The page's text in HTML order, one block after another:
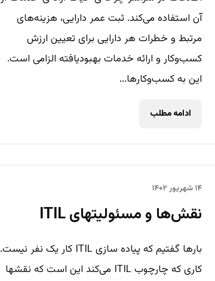
آن استفاده می‌کند. ثبت عمر دارایی، هزینه‌های
مرتبط و خطرات هر دارایی برای تعیین ارزش
کسب‌وکار و ارائه خدمات بهبودیافته الزامی است.
این به کسب‌وکارها...
ادامه مطلب
۱۴ شهریور ۱۴۰۲
نقش‌ها و مسئولیتهای ITIL
بارها گفتیم که پیاده سازی ITIL کار یک نفر نیست.
کاری که چارچوب ITIL می‌کند این است که نقشها